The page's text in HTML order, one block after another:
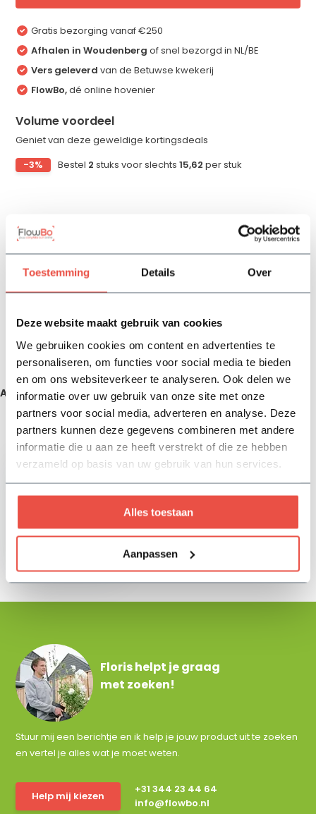
Toestemming Details Over
Deze website maakt gebruik van cookies
We gebruiken cookies om content en advertenties te
personaliseren, om functies voor social media te bieden
en om ons websiteverkeer te analyseren. Ook delen we
informatie over uw gebruik van onze site met onze
partners voor social media, adverteren en analyse. Deze
partners kunnen deze gegevens combineren met andere
informatie die u aan ze heeft verstrekt of die ze hebben
verzameld op basis van uw gebruik van hun services.
Alles toestaan
Aanpassen
Gratis bezorging vanaf €250
Afhalen in Woudenberg of snel bezorgd in NL/BE
Vers geleverd van de Betuwse kwekerij
FlowBo,dé online hovenier
Volume voordeel
Geniet van deze geweldige kortingsdeals
-3%
Bestel 2 stuks voor slechts15,62 per stuk
Productomschrijving
Specificaties
Aanbevolen producten
Zojuist bekeken
Bouwschop
Floris helpt je graag
met zoeken!
Stuur mij een berichtje en ik help je jouw product uit te zoeken
en vertel je alles wat je moet weten.
Help mij kiezen
+31 344 23 44 64
info@flowbo.nl